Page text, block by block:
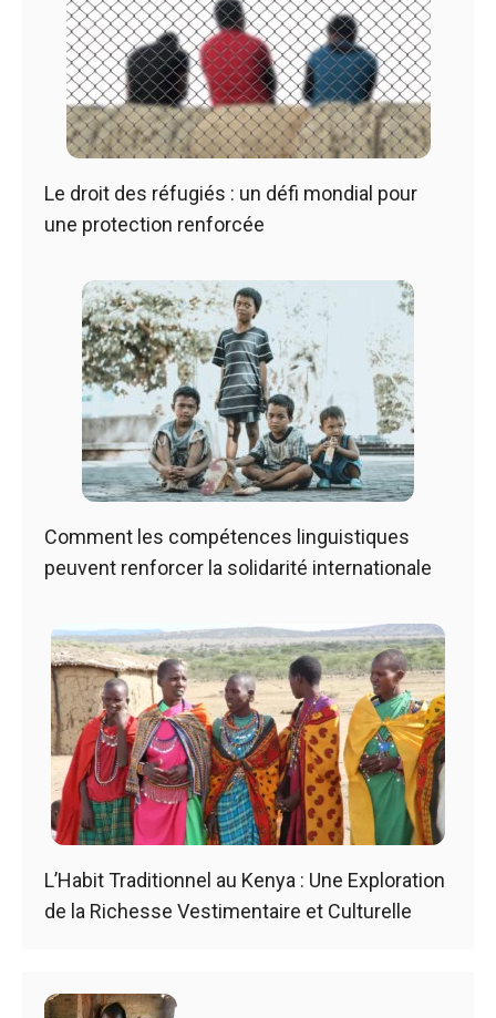
Le droit des réfugiés : un défi mondial pour
une protection renforcée
Comment les compétences linguistiques
peuvent renforcer la solidarité internationale
L’Habit Traditionnel au Kenya : Une Exploration
de la Richesse Vestimentaire et Culturelle